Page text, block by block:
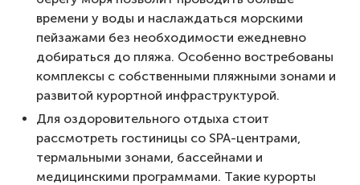
времени у воды и наслаждаться морскими
пейзажами без необходимости ежедневно
добираться до пляжа. Особенно востребованы
комплексы с собственными пляжными зонами и
развитой курортной инфраструктурой.
Для оздоровительного отдыха стоит
рассмотреть гостиницы со SPA-центрами,
термальными зонами, бассейнами и
медицинскими программами. Такие курорты